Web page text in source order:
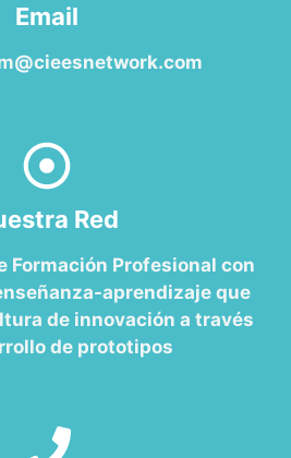
Email
Red
Formación Profesional con
aprendizaje que
de innovación a través
de prototipos